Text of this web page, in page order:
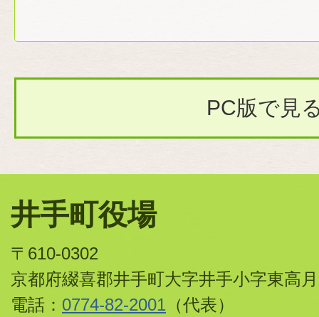
PC版で見
井手町役場
〒610-0302
京都府綴喜郡井手町大字井手小字東高
電話： 0774-82-2001 （代表）